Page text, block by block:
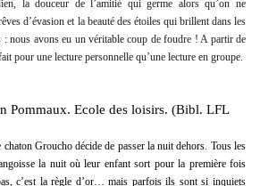
la douceur de l’amitié qui germe alors qu’on ne
d’évasion et la beauté des étoiles qui brillent dans les
: nous avons eu un véritable coup de foudre ! A partir de
pour une lecture personnelle qu’une lecture en groupe.
Pommaux. Ecole des loisirs. (Bibl. LFL
Groucho décide de passer la nuit dehors. Tous les
la nuit où leur enfant sort pour la première fois
c’est la règle d’or… mais parfois ils sont si inquiets